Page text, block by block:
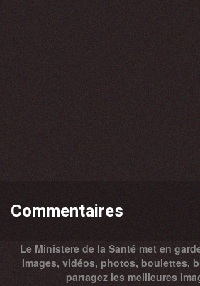
Commentaires
Le Ministere de la Santé met en
Images, vidéos, photos, boulettes,
partagez les meilleures